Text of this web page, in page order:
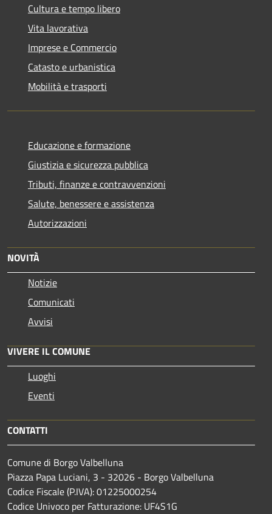
Cultura e tempo libero
Vita lavorativa
Imprese e Commercio
Catasto e urbanistica
Mobilità e trasporti
Educazione e formazione
Giustizia e sicurezza pubblica
Tributi, finanze e contravvenzioni
Salute, benessere e assistenza
Autorizzazioni
NOVITÀ
Notizie
Comunicati
Avvisi
VIVERE IL COMUNE
Luoghi
Eventi
CONTATTI
Comune di Borgo Valbelluna
Piazza Papa Luciani, 3 - 32026 - Borgo Valbelluna
Codice Fiscale (P.IVA): 01225000254
Codice Univoco per Fatturazione: UF4S1G